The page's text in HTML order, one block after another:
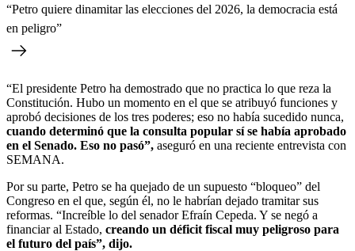
“Petro quiere dinamitar las elecciones del 2026, la democracia está
en peligro”
“El presidente Petro ha demostrado que no practica lo que reza la
Constitución. Hubo un momento en el que se atribuyó funciones y
aprobó decisiones de los tres poderes; eso no había sucedido nunca,
cuando determinó que la consulta popular sí se había aprobado
en el Senado. Eso no pasó”, aseguró en una reciente entrevista con
SEMANA.
Por su parte, Petro se ha quejado de un supuesto “bloqueo” del
Congreso en el que, según él, no le habrían dejado tramitar sus
reformas. “Increíble lo del senador Efraín Cepeda. Y se negó a
financiar al Estado, creando un déficit fiscal muy peligroso para
el futuro del país”, dijo.